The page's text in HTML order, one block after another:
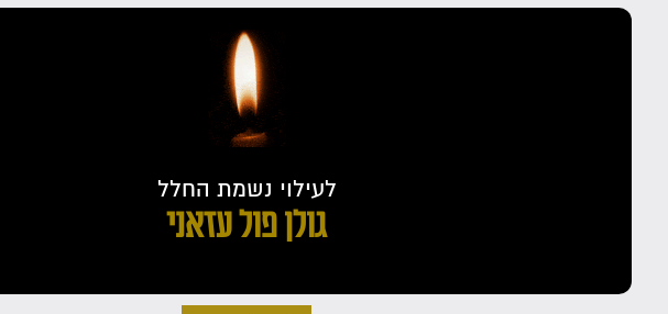
לעילוי נשמת החלל
גולן פול עזאני